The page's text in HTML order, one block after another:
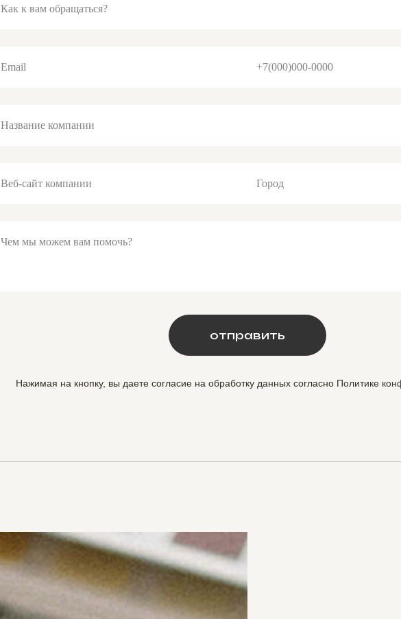
Как к вам обращаться?
Email +7(000)000-0000
Название компании
Веб-сайт компании Город
Чем мы можем вам помочь?
отправить
Нажимая на кнопку, вы даете согласие на обработку данных согласно Политике